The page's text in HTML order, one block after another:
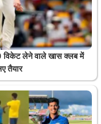
लेने वाले खास क्लब में
तैयार